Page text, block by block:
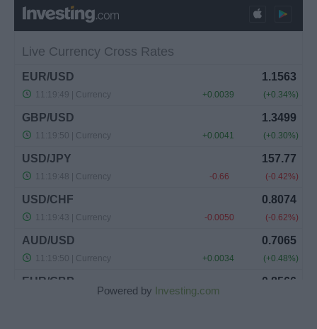
Powered by Investing.com